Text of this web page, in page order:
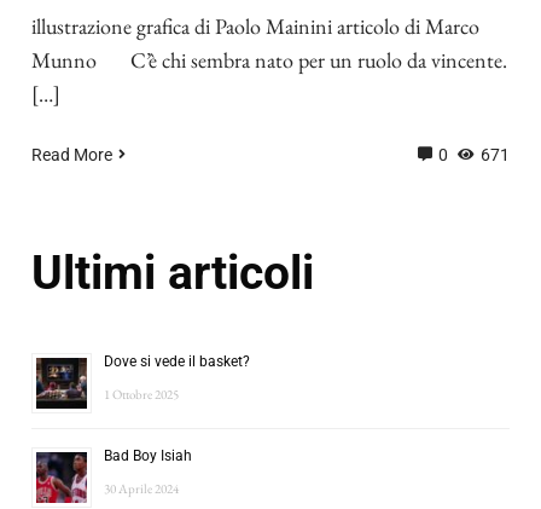
illustrazione grafica di Paolo Mainini articolo di Marco
Munno C’è chi sembra nato per un ruolo da vincente.
[…]
Read More 0 671
Ultimi articoli
Dove si vede il basket?
1 Ottobre 2025
Bad Boy Isiah
30 Aprile 2024